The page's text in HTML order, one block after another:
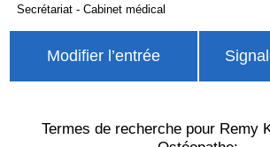
Secrétariat - Cabinet médical
Modifier l’entrée
Termes de recherche pour Remy